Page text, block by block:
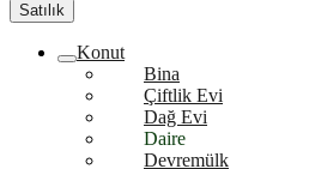
Satılık
Konut
Bina
Çiftlik Evi
Dağ Evi
Daire
Devremülk